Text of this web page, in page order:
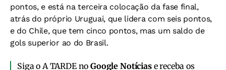
pontos, e está na terceira colocação da fase final,
atrás do próprio Uruguai, que lidera com seis pontos,
e do Chile, que tem cinco pontos, mas um saldo de
gols superior ao do Brasil.
Siga o A TARDE noGoogle Notíciase receba os